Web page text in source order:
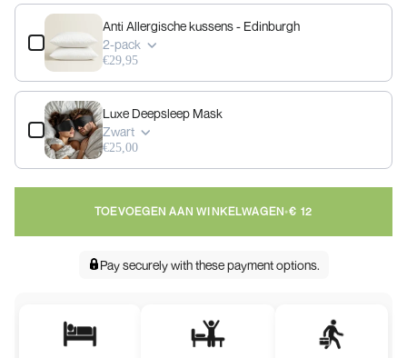
Anti Allergische kussens - Edinburgh
2-pack
€29,95
Luxe Deepsleep Mask
Zwart
€25,00
TOEVOEGEN AAN WINKELWAGEN•€ 12
Pay securely withthese payment options.